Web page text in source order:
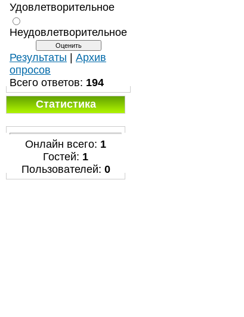
Удовлетворительное
Неудовлетворительное
Результаты
Архив
опросов
Всего ответов: 194
Статистика
Онлайн всего: 1
Гостей: 1
Пользователей: 0